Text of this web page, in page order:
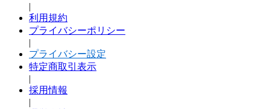
|
利用規約
プライバシーポリシー
|
プライバシー設定
特定商取引表示
|
採用情報
|